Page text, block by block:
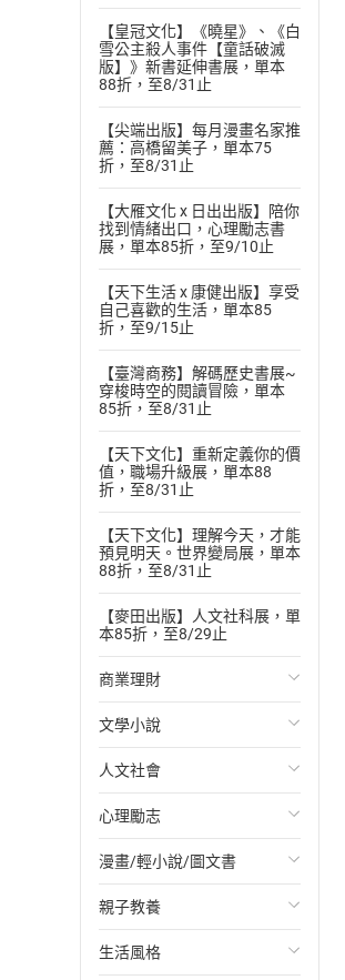
【皇冠文化】《曉星》、《白
雪公主殺人事件【童話破滅
版】》新書延伸書展，單本
88折，至8/31止
【尖端出版】每月漫畫名家推
薦：高橋留美子，單本75
折，至8/31止
【大雁文化 x 日出出版】陪你
找到情緒出口，心理勵志書
展，單本85折，至9/10止
【天下生活 x 康健出版】享受
自己喜歡的生活，單本85
折，至9/15止
【臺灣商務】解碼歷史書展~
穿梭時空的閱讀冒險，單本
85折，至8/31止
【天下文化】重新定義你的價
值，職場升級展，單本88
折，至8/31止
【天下文化】理解今天，才能
預見明天。世界變局展，單本
88折，至8/31止
【麥田出版】人文社科展，單
本85折，至8/29止
商業理財
投資理財
經濟/趨勢
財務/金融
管理/領導
職場工作術
成功法
文學小說
歐美文學
日本文學
韓國文學
華文文學
經典文學
人文社會
國際關係
政治
社會科學
台灣/中國歷史
心理勵志
心靈成長/情緒
人際關係
兩性關係
漫畫/輕小說/圖文書
輕小說
奇幻/科幻
親子教養
教育現場
生活風格